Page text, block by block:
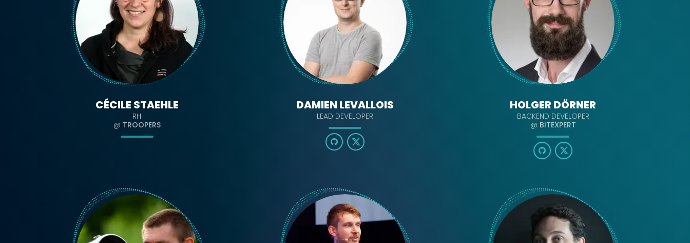
CÉCILE STAEHLE
RH
@ TROOPERS
DAMIEN LEVALLOIS
LEAD DEVELOPER
HOLGER DÖRNER
BACKEND DEVELOPER
@ BITEXPERT